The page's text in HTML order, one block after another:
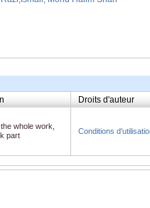
Droits d'auteur
whole work,
part
Conditions